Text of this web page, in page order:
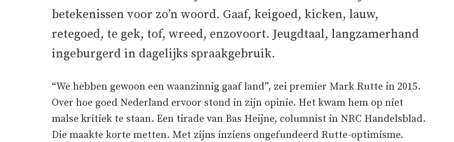
betekenissen voor zo’n woord. Gaaf, keigoed, kicken, lauw,
retegoed, te gek, tof, wreed, enzovoort. Jeugdtaal, langzamerhand
ingeburgerd in dagelijks spraakgebruik.
“We hebben gewoon een waanzinnig gaaf land”, zei premier Mark Rutte in 2015.
Over hoe goed Nederland ervoor stond in zijn opinie. Het kwam hem op niet
malse kritiek te staan. Een tirade van Bas Heijne, columnist in NRC Handelsblad.
Die maakte korte metten. Met zijns inziens ongefundeerd Rutte-optimisme.